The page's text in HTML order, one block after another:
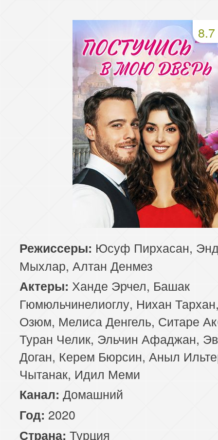
50 серия
51 серия
54 серия
55 серия
58 серия
59 серия
62 серия
63 серия
66 серия
67 серия
70 серия
71 серия
74 серия
75 серия
78 серия
79 серия
82 серия
83 серия
85 серия
86 серия
87 серия
89 серия
90 серия
93 серия
94 серия
95 серия
97 серия
98 серия 99 серия
8.7
Режиссеры: Юсуф Пирхасан,
Мыхлар, Алтан Денмез
Актеры: Ханде Эрчел, Башак
Гюмюльчинелиоглу, Нихан
Озюм, Мелиса Денгель, Ситаре
Туран Челик, Эльчин Афаджан,
Доган, Керем Бюрсин, Аныл
Чытанак, Идил Меми
Канал: Домашний
Год: 2020
Страна: Турция